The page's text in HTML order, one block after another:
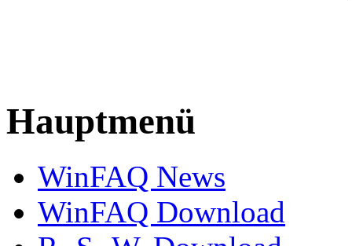
Hauptmenü
WinFAQ News
WinFAQ Download